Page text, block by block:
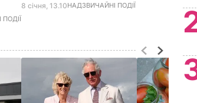
8 січня, 13.10НАДЗВИЧАЙНІ ПОДІЇ